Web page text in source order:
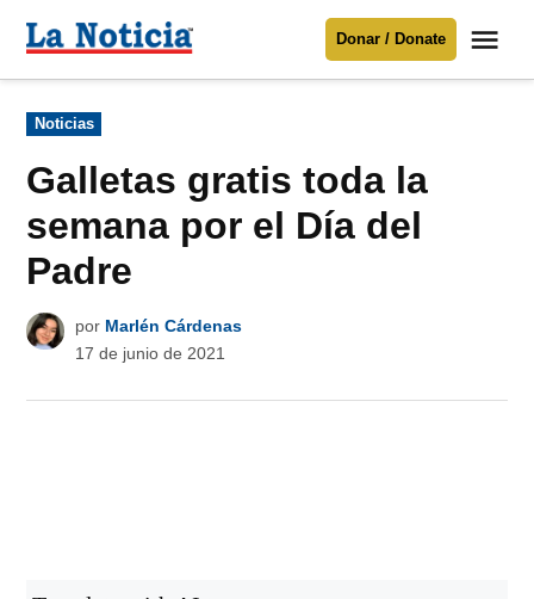
Para mantenerte informado necesitamos
Donar
contenido
Noticia
Donar / Donate
Publicado
en
Noticias
Galletas gratis toda la
semana por el Día del
Padre
por Marlén Cárdenas
17 de junio de 2021